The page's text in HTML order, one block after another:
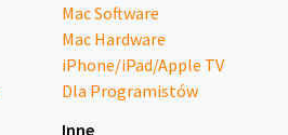
Mac Software
Mac Hardware
iPhone/iPad/Apple TV
Dla Programistów
Inne